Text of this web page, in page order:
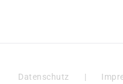
Datenschutz